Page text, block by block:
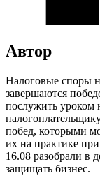
Автор
Налоговые споры
завершаются
послужить уроком
побед, которыми
их на практике
16.08 разобрали в
защищать бизнес.